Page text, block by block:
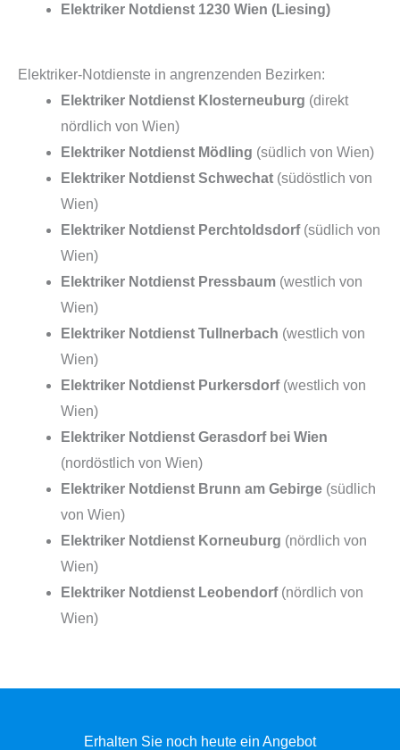
Elektriker Notdienst 1230 Wien (Liesing)
Elektriker-Notdienste in angrenzenden Bezirken:
Elektriker Notdienst Klosterneuburg (direkt
nördlich von Wien)
Elektriker Notdienst Mödling (südlich von Wien)
Elektriker Notdienst Schwechat (südöstlich von
Wien)
Elektriker Notdienst Perchtoldsdorf(südlich von
Wien)
Elektriker Notdienst Pressbaum (westlich von
Wien)
Elektriker Notdienst Tullnerbach (westlich von
Wien)
Elektriker Notdienst Purkersdorf(westlich von
Wien)
Elektriker Notdienst Gerasdorf bei Wien
(nordöstlich von Wien)
Elektriker Notdienst Brunn am Gebirge (südlich
von Wien)
Elektriker Notdienst Korneuburg (nördlich von
Wien)
Elektriker Notdienst Leobendorf(nördlich von
Wien)
Erhalten Sie noch heute ein Angebot